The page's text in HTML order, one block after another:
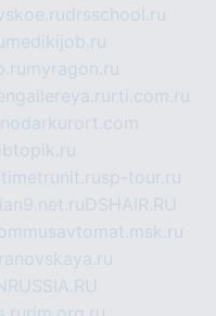
drsschool.ru
medikijob.ru
myragon.ru
rti.com.ru
sp-tour.ru
DSHAIR.RU
musavtomat.msk.ru